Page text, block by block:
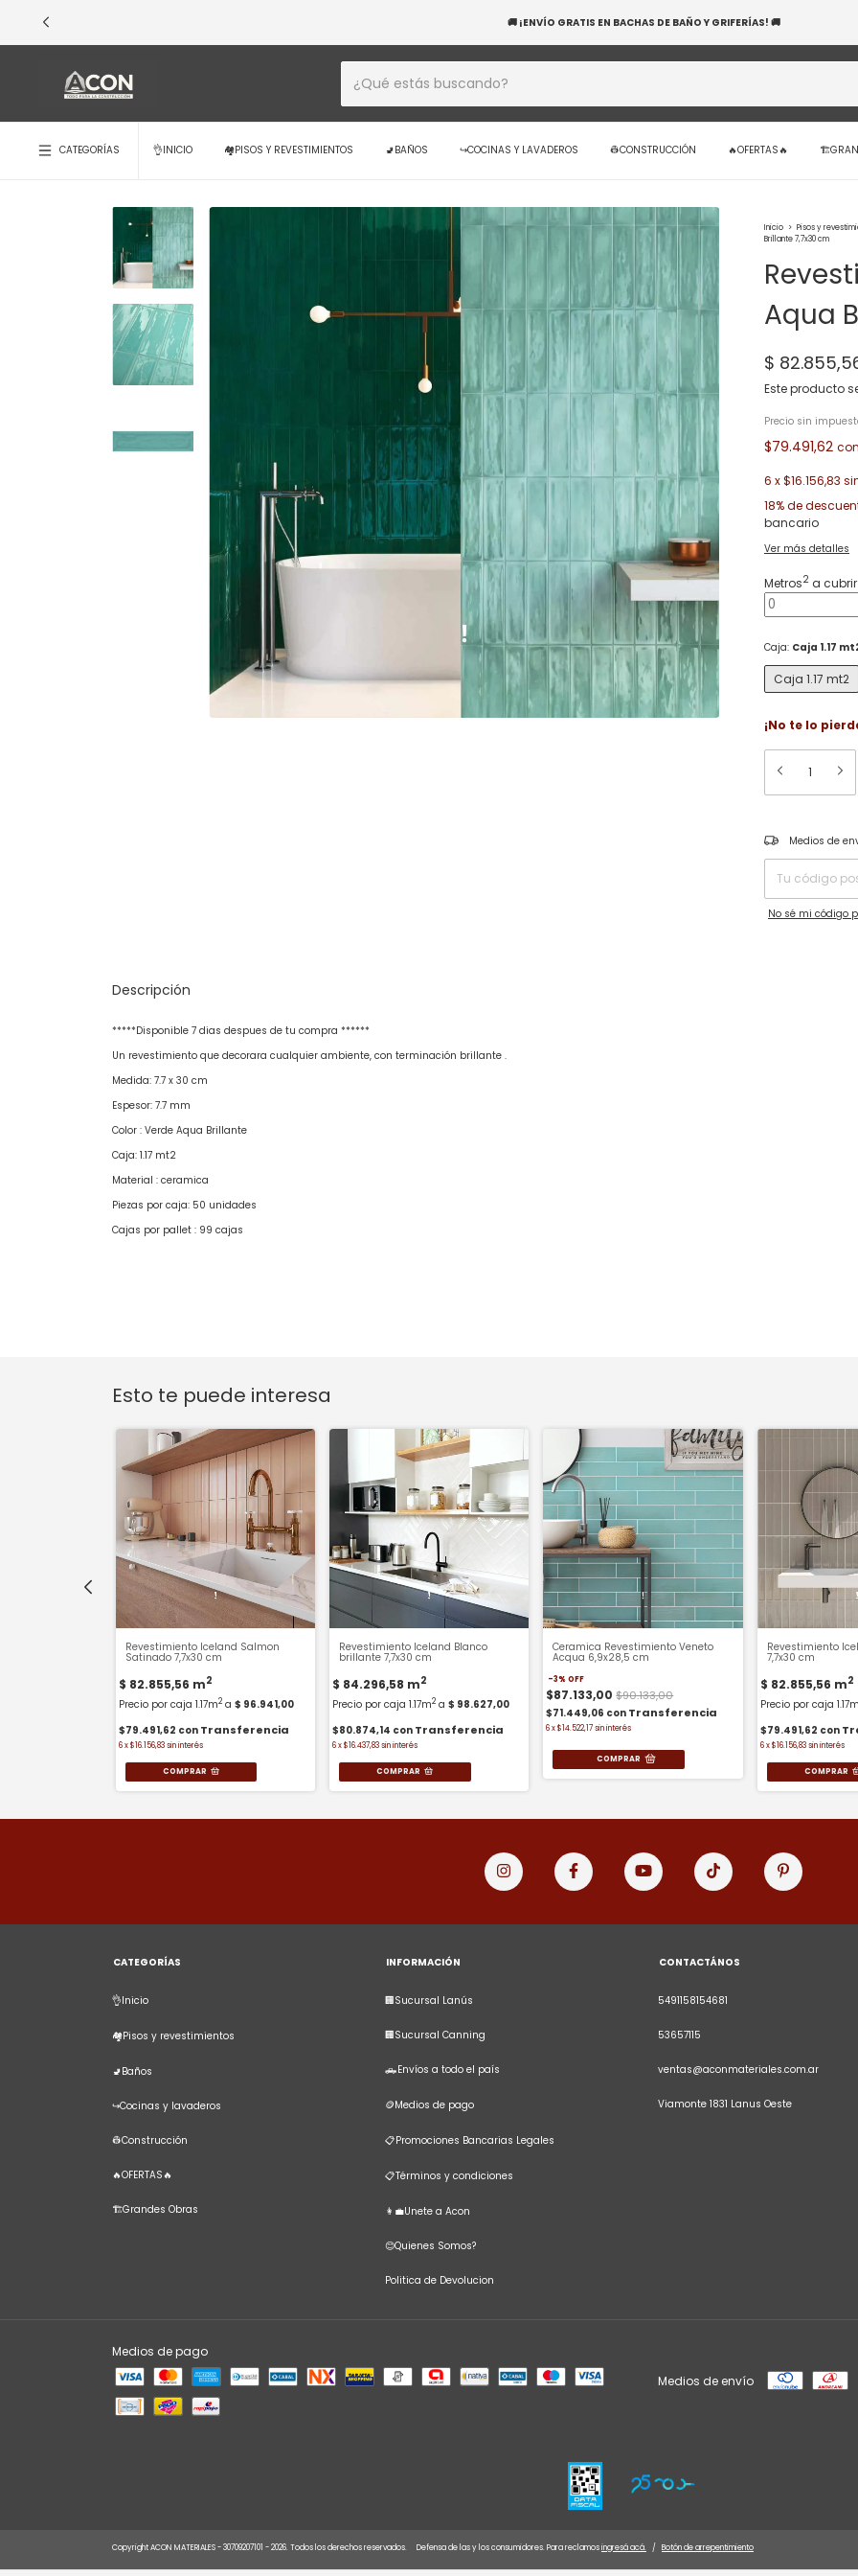
💳 ¡EXCLUSIVO BANCO NACIÓN! 20 CUOTAS SIN INTERÉS EN TUS COMPRAS — APROVECHÁ HOY Y
CATEGORÍAS 👌INICIO 🏘️PISOS Y REVESTIMIENTOS 🚽BAÑOS ↪️COCINAS Y LAVADEROS 👷CONSTRUCCIÓN 🔥OFERTAS🔥
Inicio > Pisos y
Brillante 7,7x30 cm
Aqua
$
Este producto
Precio sin
$79.491,62 con
6 x$16.156,83
18% de
bancario
Ver más detalles
Metros2 a cubrir
Caja: Caja 1.17
Caja 1.17 mt2
¡No te lo
Entregas para el
Medios de
No sé mi código
Descripción
*****Disponible 7 dias despues de tu compra ******
Un revestimiento que decorara cualquier ambiente, con terminación brillante .
Medida: 7.7 x 30 cm
Espesor: 7.7 mm
Color : Verde Aqua Brillante
Caja: 1.17 mt2
Material : ceramica
Piezas por caja: 50 unidades
Cajas por pallet : 99 cajas
Esto te puede interesa
Revestimiento Iceland Salmon
Satinado 7,7x30 cm
$ 82.855,56 m2
Precio por caja 1.17m2a $ 96.941,00
$79.491,62 con
6x$16.156,83sin interés
COMPRAR
Revestimiento Iceland Blanco
brillante 7,7x30 cm
$ 84.296,58 m2
Precio por caja 1.17m2 a$ 98.627,00
$80.874,14 con
6x$16.437,83sin interés
COMPRAR
Ceramica Revestimiento Veneto
Acqua 6,9x28,5 cm
-3%OFF
$87.133,00$90.133,00
$71.449,06 con
6 x$14.522,17 sin interés
Revestimiento
7,7x30 cm
$ 82.855,56 m2
Precio por caja 1.17m
$79.491,62 con
6 x$16.156,83 sin interés
COMPRAR
CATEGORÍAS
👌Inicio
🏘️Pisos y revestimientos
🚽Baños
↪️Cocinas y lavaderos
👷Construcción
🔥OFERTAS🔥
🏗️Grandes Obras
INFORMACIÓN
🏢Sucursal Lanús
🏢Sucursal Canning
🛻Envíos a todo el país
🪙Medios de pago
📋Promociones Bancarias Legales
📋Términos y condiciones
👩‍💼Unete a Acon
😊Quienes Somos?
Politica de Devolucion
CONTACTÁNOS
5491158154681
53657115
ventas@aconmateriales.com.ar
Viamonte 1831 Lanus Oeste
Medios de pago
Medios de envío
Copyright ACON MATERIALES - 30709207101 - 2026. Todos los derechos reservados. Defensa de las y los consumidores. Para reclamosingresá acá. / Botón de arrepentimiento